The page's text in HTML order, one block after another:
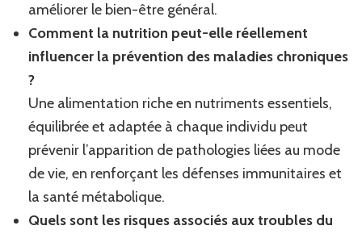
améliorer le bien-être général.
Comment la nutrition peut-elle réellement
influencer la prévention des maladies chroniques
?
Une alimentation riche en nutriments essentiels,
équilibrée et adaptée à chaque individu peut
prévenir l’apparition de pathologies liées au mode
de vie, en renforçant les défenses immunitaires et
la santé métabolique.
Quels sont les risques associés aux troubles du